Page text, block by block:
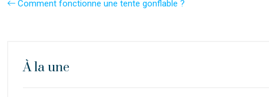
Comment fonctionne une tente gonflable ?
À la une